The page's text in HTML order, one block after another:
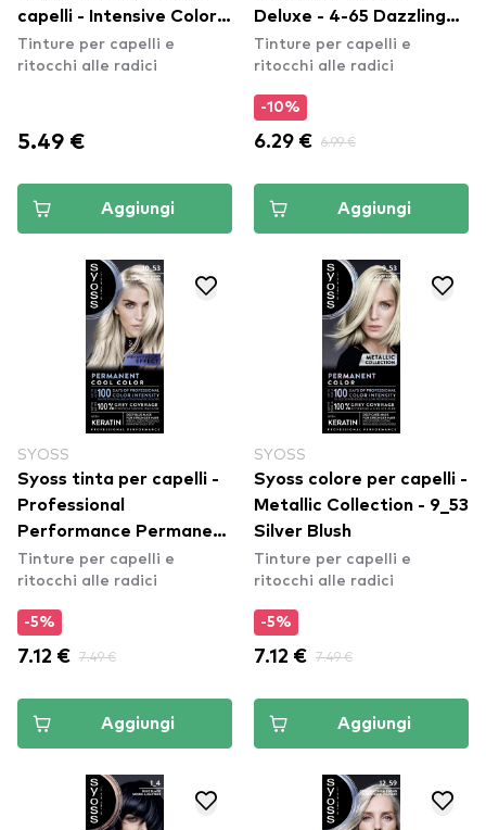
capelli - Intensive Color
Creme - 9,5-21 Luminous
Silver Blonde
Tinture per capelli e
ritocchi alle radici
5.49 €
Aggiungi
Deluxe - 4-65 Dazzling
Brown
Tinture per capelli e
ritocchi alle radici
-10%
6.29 € 6.99 €
Aggiungi
SYOSS
Syoss tinta per capelli -
Professional
Performance Permanent
Color - 10_53 Cool Light
Blonde
Tinture per capelli e
ritocchi alle radici
-5%
7.12 € 7.49 €
Aggiungi
SYOSS
Syoss colore per capelli -
Metallic Collection - 9_53
Silver Blush
Tinture per capelli e
ritocchi alle radici
-5%
7.12 € 7.49 €
Aggiungi